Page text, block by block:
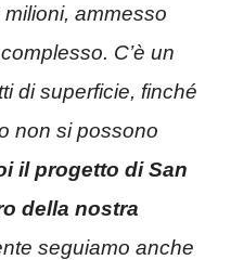
ammesso
C’è un
di superficie, finché
non si possono
il progetto di San
della nostra
seguiamo anche